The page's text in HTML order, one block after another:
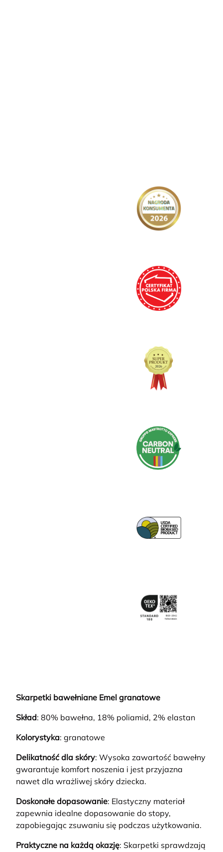
Skarpetki bawełniane Emel granatowe
Skład: 80% bawełna, 18% poliamid, 2% elastan
Kolorystyka: granatowe
Delikatność dla skóry: Wysoka zawartość bawełny
gwarantuje komfort noszenia i jest przyjazna
nawet dla wrażliwej skóry dziecka.
Doskonałe dopasowanie: Elastyczny materiał
zapewnia idealne dopasowanie do stopy,
zapobiegając zsuwaniu się podczas użytkowania.
Praktyczne na każdą okazję: Skarpetki sprawdzają